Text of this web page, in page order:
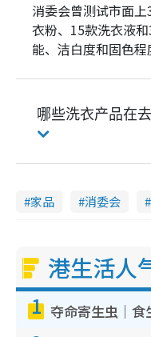
消委会曾测试市面
衣粉、15款洗衣液
能、洁白度和固色程
哪些洗衣产品在
家品 消委会
港生活人
1